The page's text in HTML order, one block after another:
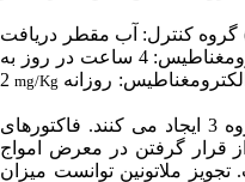
گرم به طور تصادفی به 4 گروه تقسیم شدند. 1) گروه کنترل: آب مقطر دریافت
2 ملاتونین بصورت تزریق داخل صفاقی دریافت نمودند. 3) گروه امواج الکترومغناطیس: 4 ساعت در روز به
mg/Kg
2
) در بافت کبد گروه 3 ایجاد می کنند. فاکتورهای
از قرار گرفتن در معرض امواج
ملاتونین توانست میزان